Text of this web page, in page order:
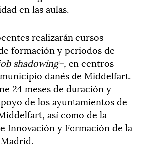
en las aulas.
realizarán cursos
formación y periodos de
shadowing–, en centros
danés de Middelfart.
24 meses de duración y
de los ayuntamientos de
así como de la
Innovación y Formación de la